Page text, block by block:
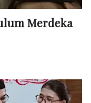
Merdeka